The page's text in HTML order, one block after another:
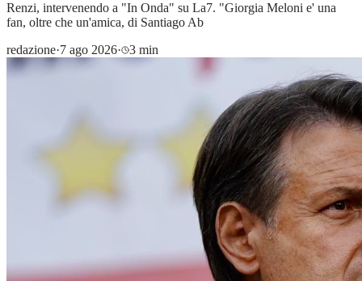
Renzi, intervenendo a "In Onda" su La7. "Giorgia Meloni e' una
fan, oltre che un'amica, di Santiago Ab
redazione·7 ago 2026· 3 min